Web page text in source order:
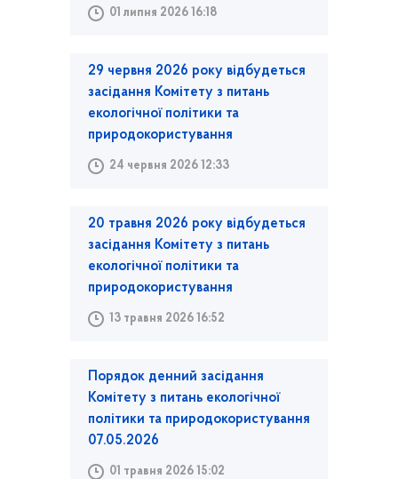
01 липня 2026 16:18
29 червня 2026 року відбудеться
засідання Комітету з питань
екологічної політики та
природокористування
24 червня 2026 12:33
20 травня 2026 року відбудеться
засідання Комітету з питань
екологічної політики та
природокористування
13 травня 2026 16:52
Порядок денний засідання
Комітету з питань екологічної
політики та природокористування
07.05.2026
01 травня 2026 15:02